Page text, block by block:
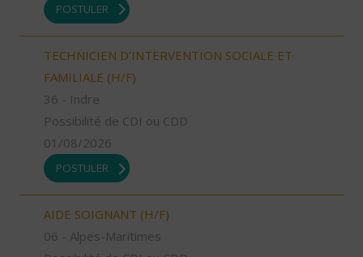
POSTULER
TECHNICIEN D’INTERVENTION SOCIALE ET
FAMILIALE (H/F)
36 - Indre
Possibilité de CDI ou CDD
01/08/2026
POSTULER
AIDE SOIGNANT (H/F)
06 - Alpes-Maritimes